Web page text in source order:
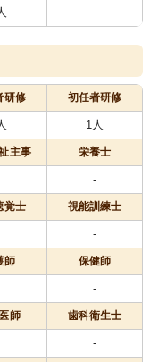
研修 初任者研修
1人
主事 栄養士
-
覚士 視能訓練士
-
師 保健師
-
師 歯科衛生士
-